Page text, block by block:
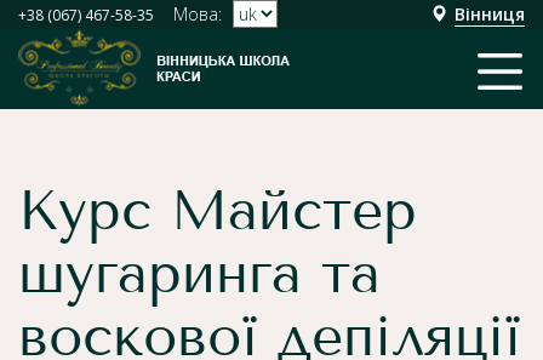
+38 (067) 467-58-35 Мова: Вінниця
Курс Майстер
шугаринга та
воскової депіляції